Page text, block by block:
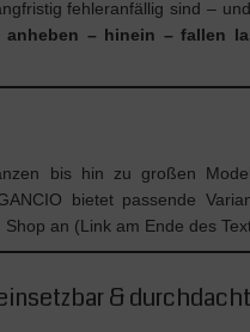
fehleranfällig sind –
anheben – hinein – fallen
bis hin zu großen
bietet passende
an (Link am Ende des
&